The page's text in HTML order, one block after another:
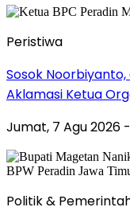
Peristiwa
Sosok
Aklamasi Ketua
Jumat, 7 Agu 2026 -
Politik &